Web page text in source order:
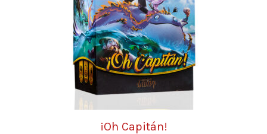
¡Oh Capitán!